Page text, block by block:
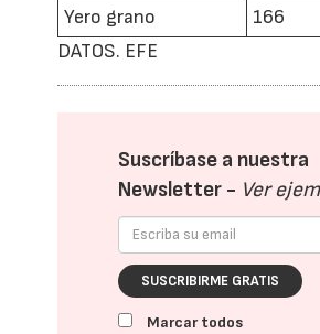
Yero grano
166
DATOS. EFE
Suscríbase a nuestra
Newsletter - Ver
SUSCRIBIRME GRATIS
Marcar todos